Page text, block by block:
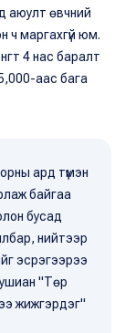
аюулт өвчний
ч маргахгүй юм.
4 нас баралт
аас бага
орны ард түмэн
байгаа
бусад
нийтээр
эсрэгээрээ
"Төр
жижгэрдэг"